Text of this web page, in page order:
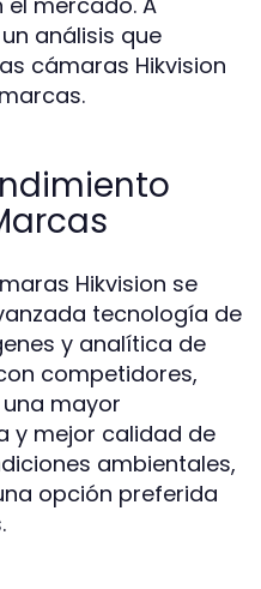
análisis que
cámaras Hikvision
Hikvision se
tecnología de
y analítica de
competidores,
mayor
y mejor calidad de
ambientales,
opción preferida